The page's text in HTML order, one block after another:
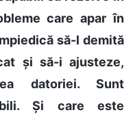
care apar în
să-l demită
și să-i ajusteze,
datoriei. Sunt
Și care este